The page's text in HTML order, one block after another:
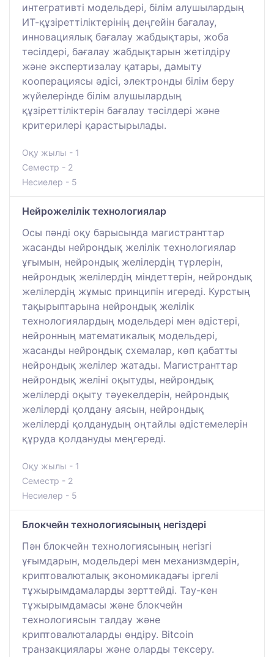
интегративті модельдері, білім алушылардың
ИТ-құзіреттіліктерінің деңгейін бағалау,
инновациялық бағалау жабдықтары, жоба
тәсілдері, бағалау жабдықтарын жетілдіру
және экспертизалау қатары, дамыту
кооперациясы әдісі, электронды білім беру
жүйелерінде білім алушылардың
құзіреттіліктерін бағалау тәсілдері және
критерилері қарастырылады.
Оқу жылы - 1
Семестр - 2
Несиелер - 5
Нейрожелілік технологиялар
Осы пәнді оқу барысында магистранттар
жасанды нейрондық желілік технологиялар
ұғымын, нейрондық желілердің түрлерін,
нейрондық желілердің міндеттерін, нейрондық
желілердің жұмыс принципін игереді. Курстың
тақырыптарына нейрондық желілік
технологиялардың модельдері мен әдістері,
нейронның математикалық модельдері,
жасанды нейрондық схемалар, көп қабатты
нейрондық желілер жатады. Магистранттар
нейрондық желіні оқытуды, нейрондық
желілерді оқыту тәуекелдерін, нейрондық
желілерді қолдану аясын, нейрондық
желілерді қолданудың оңтайлы әдістемелерін
құруда қолдануды меңгереді.
Оқу жылы - 1
Семестр - 2
Несиелер - 5
Блокчейн технологиясының негіздері
Пән блокчейн технологиясының негізгі
ұғымдарын, модельдері мен механизмдерін,
криптовалюталық экономикадағы іргелі
тұжырымдамаларды зерттейді. Тау-кен
тұжырымдамасы және блокчейн
технологиясын талдау және
криптовалюталарды өндіру. Bitcoin
транзакциялары және оларды тексеру.